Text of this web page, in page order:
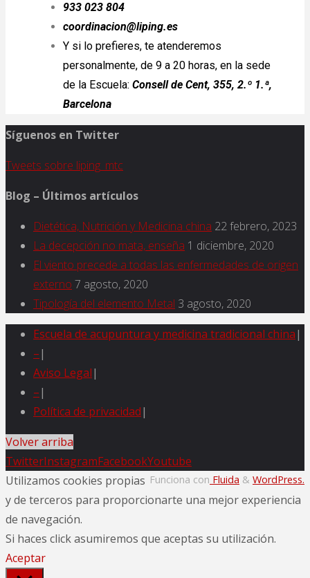
933 023 804
coordinacion@liping.es
Y si lo prefieres, te atenderemos
personalmente, de 9 a 20 horas, en la sede
de la Escuela:Consell de Cent, 355, 2.º 1.ª,
Barcelona
Síguenos en Twitter
Tweets sobre liping_mtc
Blog – Últimos artículos
Dietética, Nutrición y Medicina china 22 febrero, 2023
La decepción no mata, enseña 1 diciembre, 2020
El viento precede a todas las enfermedades de origen
externo 7 agosto, 2020
Tipología del elemento Metal 3 agosto, 2020
Escuela de acupuntura y medicina tradicional china|
–|
Aviso Legal|
–|
Política de privacidad|
Volver arriba
TwitterInstagramFacebookYoutube
Funciona con Fluida & WordPress.
Utilizamos cookies propias
y de terceros para proporcionarte una mejor experiencia
de navegación.
Si haces click asumiremos que aceptas su utilización.
Aceptar